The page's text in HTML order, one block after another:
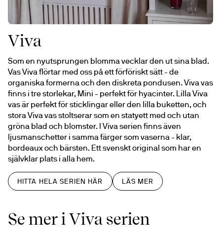
Viva
Som en nyutsprungen blomma vecklar den ut sina blad.
Vas Viva flörtar med oss på ett förföriskt sätt - de
organiska formerna och den diskreta pondusen. Viva vas
finns i tre storlekar, Mini - perfekt för hyacinter. Lilla Viva
vas är perfekt för sticklingar eller den lilla buketten, och
stora Viva vas stoltserar som en statyett med och utan
gröna blad och blomster. I Viva serien finns även
ljusmanschetter i samma färger som vaserna - klar,
bordeaux och bärsten. Ett svenskt original som har en
självklar plats i alla hem.
HITTA HELA SERIEN HÄR LÄS MER
Se mer i Viva serien